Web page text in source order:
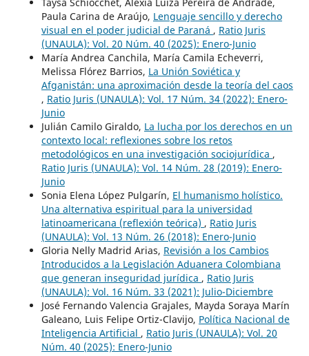
Taysa Schiocchet, Aléxia Luiza Pereira de Andrade,
Paula Carina de Araújo, Lenguaje sencillo y derecho
visual en el poder judicial de Paraná , Ratio Juris
(UNAULA): Vol. 20 Núm. 40 (2025): Enero-Junio
María Andrea Canchila, María Camila Echeverri,
Melissa Flórez Barrios, La Unión Soviética y
Afganistán: una aproximación desde la teoría del caos
, Ratio Juris (UNAULA): Vol. 17 Núm. 34 (2022): Enero-
Junio
Julián Camilo Giraldo, La lucha por los derechos en un
contexto local: reflexiones sobre los retos
metodológicos en una investigación sociojurídica ,
Ratio Juris (UNAULA): Vol. 14 Núm. 28 (2019): Enero-
Junio
Sonia Elena López Pulgarín, El humanismo holístico.
Una alternativa espiritual para la universidad
latinoamericana (reflexión teórica) , Ratio Juris
(UNAULA): Vol. 13 Núm. 26 (2018): Enero-Junio
Gloria Nelly Madrid Arias, Revisión a los Cambios
Introducidos a la Legislación Aduanera Colombiana
que generan inseguridad jurídica , Ratio Juris
(UNAULA): Vol. 16 Núm. 33 (2021): Julio-Diciembre
José Fernando Valencia Grajales, Mayda Soraya Marín
Galeano, Luis Felipe Ortiz-Clavijo, Política Nacional de
Inteligencia Artificial , Ratio Juris (UNAULA): Vol. 20
Núm. 40 (2025): Enero-Junio